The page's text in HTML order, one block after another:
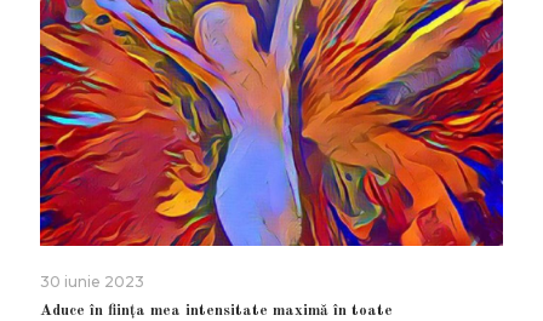
30 iunie 2023
Aduce în ființa mea intensitate maximă în toate